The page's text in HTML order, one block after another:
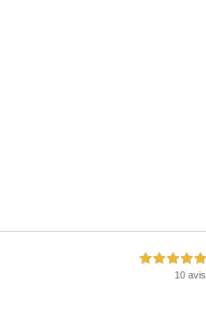
5,0 étoiles sur 5
10 avis